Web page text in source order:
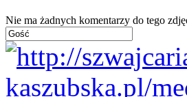
Nie ma żadnych komentarzy do tego